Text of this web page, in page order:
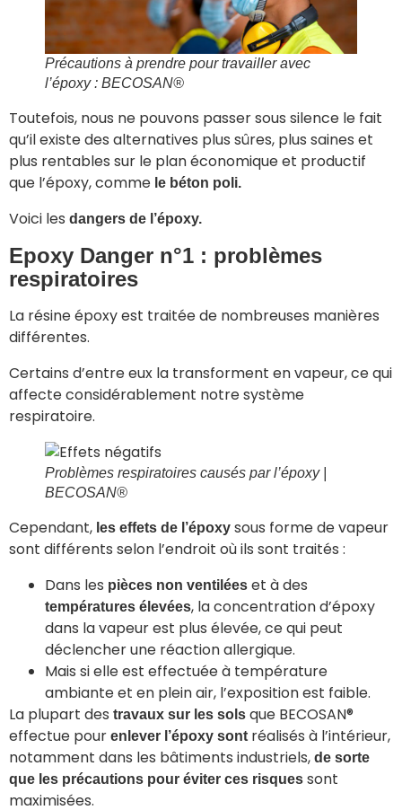
Précautions à prendre pour travailler avec
l’époxy: BECOSAN®
Toutefois, nous ne pouvons passer sous silence le fait
qu’il existe des alternatives plus sûres, plus saines et
plus rentables sur le plan économique et productif
que l’époxy, comme le béton poli.
Voici les dangers de l’époxy.
Epoxy Danger n°1 : problèmes
respiratoires
La résine époxy est traitée de nombreuses manières
différentes.
Certains d’entre eux la transforment en vapeur, ce qui
affecte considérablement notre système
respiratoire.
Problèmes respiratoires causés par l’époxy
BECOSAN®
Cependant, les effets de l’époxy sous forme de vapeur
sont différents selon l’endroit où ils sont traités :
Dans les pièces non ventilées et à des
températures élevées, la concentration d’époxy
dans la vapeur est plus élevée, ce qui peut
déclencher une réaction allergique.
Mais si elle est effectuée à température
ambiante et en plein air, l’exposition est faible.
La plupart des travaux sur les sols que BECOSAN®
effectue pour enlever l’époxy sont réalisés à l’intérieur,
notamment dans les bâtiments industriels, de sorte
que les précautions pour éviter ces risques sont
maximisées.